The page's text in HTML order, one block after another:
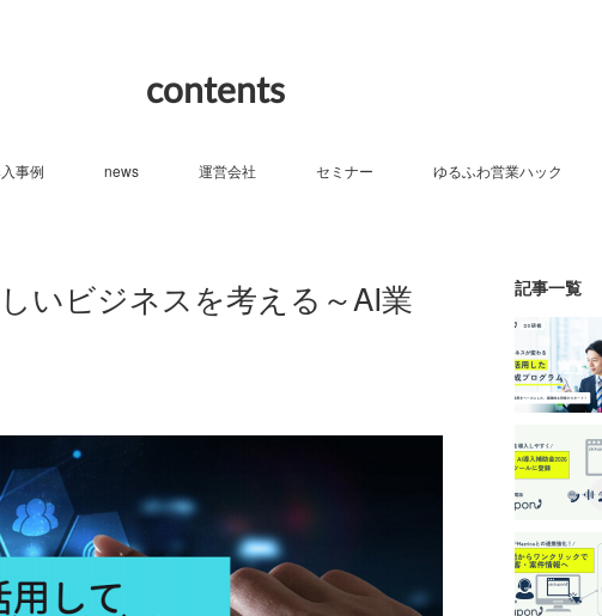
contents
事例 news 運営会社 セミナー ゆるふわ営業ハック
いビジネスを考える～AI業
記事一覧